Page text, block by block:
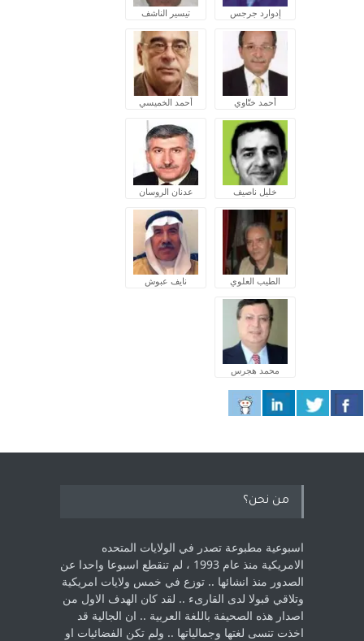
إدوارد جرجس تيسير الناشف
أحمد ختّاوي أحمد الخميسي
خليل ناصيف عدنان الروسان
الطيب العلوي نايف عبوش
محمد هجرس
من نحن؟
اسبوعية مطبوعة تصدر في الولايات المتحده
الامريكية منذ عام 1993 ، لم ‏تنقطع اسبوعا واحدا عن
الصدور منذ انشائها .. توزع في خمس ولايات امريكية
‏وتلاقي قبولا لدى القارىء ..‏ لقد كان الهدف الاول من
اصدار هذه الصحيفة باللغة العربية .. ان الجالية قد
اخذت ‏تنسى لغتها وجمالياتها .. ولم تكن الفضائيات او